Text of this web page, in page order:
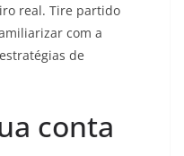
real. Tire partido
com a
de
conta